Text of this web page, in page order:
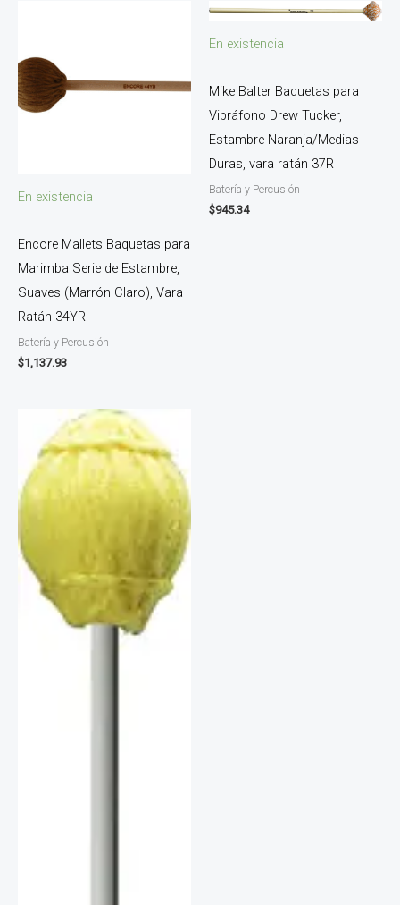
En existencia
Encore Mallets Baquetas para
Marimba Serie de Estambre,
Suaves (Marrón Claro), Vara
Ratán 34YR
Batería y Percusión
$1,137.93
En existencia
Mike Balter Baquetas para
Vibráfono Drew Tucker,
Estambre Naranja/Medias
Duras, vara ratán 37R
Batería y Percusión
$945.34